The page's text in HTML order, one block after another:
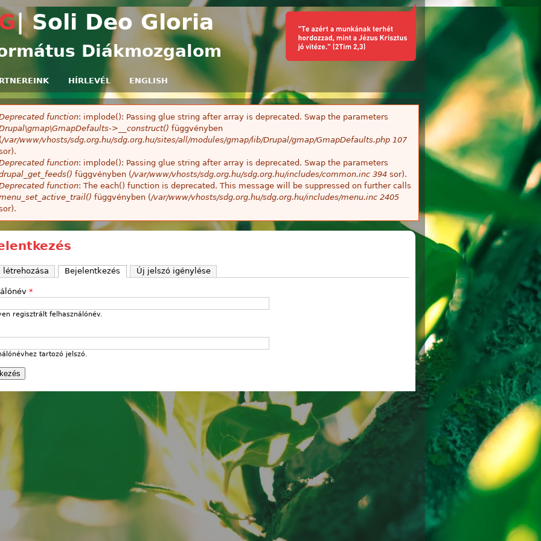
Ugrás a tartalomra
| Soli Deo Gloria
Diákmozgalom
HÍRLEVÉL ENGLISH
function: implode(): Passing glue string after array is deprecated. Swap the parameters
>__construct() függvényben
(/var/www/vhosts/sdg.org.hu/sdg.org.hu/sites/all/modules/gmap/lib/Drupal/gmap/GmapDefaults.php 107
function: implode(): Passing glue string after array is deprecated. Swap the parameters
függvényben (/var/www/vhosts/sdg.org.hu/sdg.org.hu/includes/common.inc 394 sor).
function: The each() function is deprecated. This message will be suppressed on further calls
függvényben (/var/www/vhosts/sdg.org.hu/sdg.org.hu/includes/menu.inc 2405
létrehozása Bejelentkezés (aktív fül)
Új jelszó igénylése
*
regisztrált felhasználónév.
tartozó jelszó.